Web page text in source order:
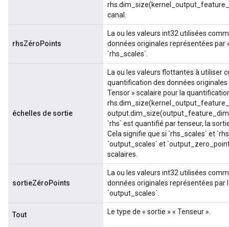
canal.
rhsZéroPoints
La ou les valeurs int32 utilisées
données originales représentées par
`rhs_scales`.
échelles de sortie
La ou les valeurs flottantes à utiliser
quantification des données
Tensor » scalaire pour la
`rhs` est quantifié par tenseur, la
Cela signifie que si `rhs_scales` et
`output_scales` et
scalaires.
sortieZéroPoints
La ou les valeurs int32 utilisées
données originales représentées
`output_scales`.
Tout Le type de « sortie » « Tenseur ».